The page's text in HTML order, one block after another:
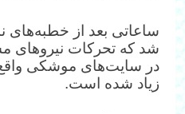
ساعاتی بعد از خطبه‌های
شد که تحرکات نیروهای
در سایت‌های موشکی
زیاد شده است.